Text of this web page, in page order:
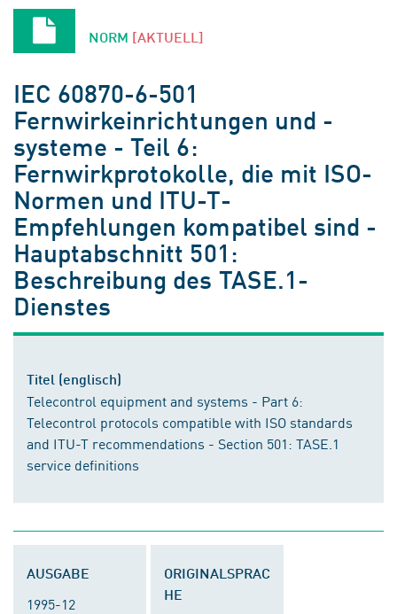
NORM [AKTUELL]
IEC 60870-6-501
Fernwirkeinrichtungen und -
systeme - Teil 6:
Fernwirkprotokolle, die mit ISO-
Normen und ITU-T-
Empfehlungen kompatibel sind -
Hauptabschnitt 501:
Beschreibung des TASE.1-
Dienstes
Titel (englisch)
Telecontrol equipment and systems - Part 6:
Telecontrol protocols compatible with ISO standards
and ITU-T recommendations - Section 501: TASE.1
service definitions
AUSGABE
1995-12
ORIGINALSPRAC
HE